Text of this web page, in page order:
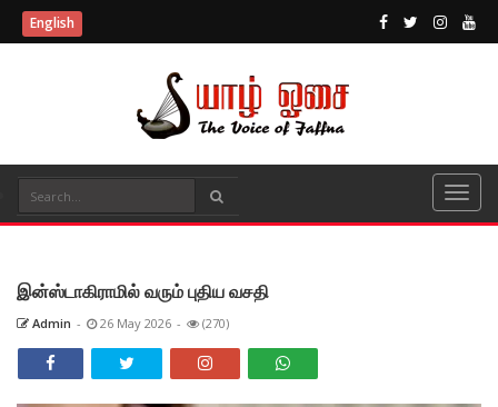
English
இன்ஸ்டாகிராமில் வரும் புதிய வசதி
Admin - 26 May 2026 - (270)